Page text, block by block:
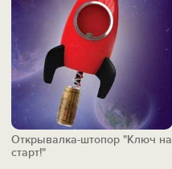
Открывалка-штопор "Ключ на
старт!"